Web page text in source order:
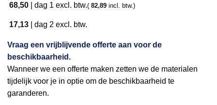
68,50 dag 1 excl. btw.( 82,89 incl. btw.)
17,13 dag 2 excl. btw.
Vraag een vrijblijvende offerte aan voor de
beschikbaarheid.
Wanneer we een offerte maken zetten we de materialen
tijdelijk voor je in optie om de beschikbaarheid te
garanderen.